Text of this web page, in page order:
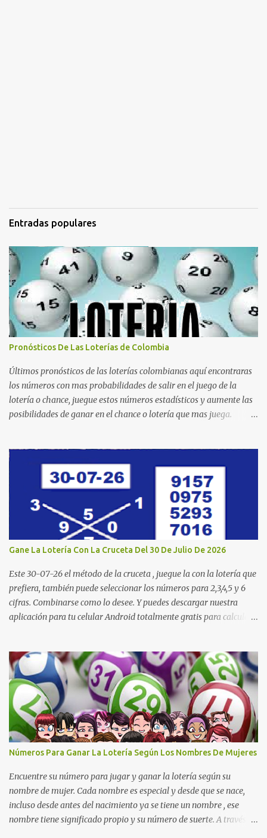
Entradas populares
Pronósticos De Las Loterías de Colombia
Últimos pronósticos de las loterías colombianas aquí encontraras
los números con mas probabilidades de salir en el juego de la
lotería o chance, juegue estos números estadísticos y aumente las
posibilidades de ganar en el chance o lotería que mas juega.
Manizales Valle Bogotá Quindio Medellin Santander Risaralda
Boyacá Cundinamarca Tolima Caribeña Dia Caribeña Noche
Sinuano Dia Sinuano Noche Paisita Dia Paisita Noche Culona
Baloto Baloto Revancha Astro Luna Astro Sol Motilon Tarde
Motilon Noche Cauca Meta Cafeterito Tarde Cafeterito Noche
Chontico Dia Chontico Noche Extra de Colombia Lotería Dorado
Día: 6 5 2 8 9 9 7 2 Lotería Dorado Tarde: 5 0 7 3 1 1 1 2 Lotería
Lotería de Huila: 2 9 4 4 6 1 1 7 Lotería De Manizales: 0 7 1 8 3 0 ...
Gane La Lotería Con La Cruceta Del 30 De Julio De 2026
Este 30-07-26 el método de la cruceta , juegue la con la lotería que
prefiera, también puede seleccionar los números para 2,3,4,5 y 6
cifras. Combinarse como lo desee. Y puedes descargar nuestra
aplicación para tu celular Android totalmente gratis para calcular
2026. La cruceta le da la oportunidad de escoger o combinar los
números del día para jugar en la lotería de cualquier país. Son
muchos los resultados exitosos de este sistema. Aplique este
sistema en loterías como Powerball, Baloto, Miloto , chances de
Colombia, Nacional, Cash y otras-Pruebe usted mismo y se
sorprenderá de sus resultados. La explicación gráfica de abajo,
además de enseñarle a re alizar la cruceta le muestra varias
combinaciones muy interesantes para que juegue su lotería
preferida. Los pasos a ...
Números Para Ganar La Lotería Según Los Nombres De Mujeres
Encuentre su número para jugar y ganar la lotería según su
nombre de mujer. Cada nombre es especial y desde que se nace,
incluso desde antes del nacimiento ya se tiene un nombre , ese
nombre tiene significado propio y su número de suerte. A través